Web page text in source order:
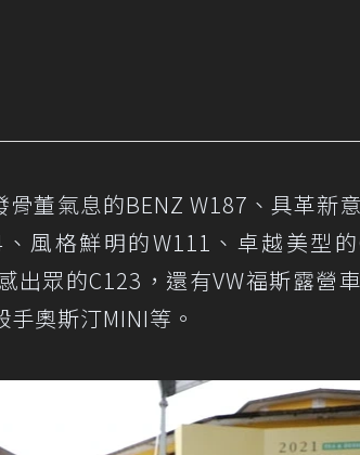
董氣息的BENZ W187、具革新
風格鮮明的W111、卓越美型
出眾的C123，還有VW福斯露營
奧斯汀MINI等。